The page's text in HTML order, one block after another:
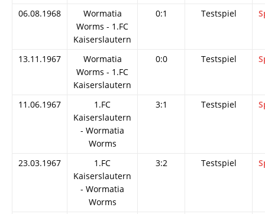
06.08.1968
Wormatia
Worms - 1.FC
Kaiserslautern
0:1 Testspiel
13.11.1967
Wormatia
Worms - 1.FC
Kaiserslautern
0:0 Testspiel
11.06.1967
1.FC
Kaiserslautern
- Wormatia
Worms
3:1 Testspiel
23.03.1967
1.FC
Kaiserslautern
- Wormatia
Worms
3:2 Testspiel